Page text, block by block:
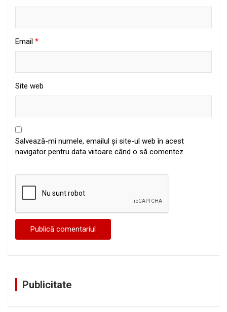
Email *
Site web
Salvează-mi numele, emailul și site-ul web în acest
navigator pentru data viitoare când o să comentez.
Publicitate